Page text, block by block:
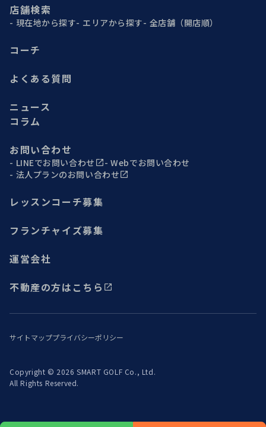
店舗検索
現在地から探す エリアから探す 全店舗（開店順）
コーチ
よくある質問
ニュース
コラム
お問い合わせ
LINEでお問い合わせ
Webでお問い合わせ
法人プランのお問い合わせ
レッスンコーチ募集
フランチャイズ募集
運営会社
不動産の方はこちら
サイトマッププライバシーポリシー
Copyright © 2026 SMART GOLF Co., Ltd.
All Rights Reserved.